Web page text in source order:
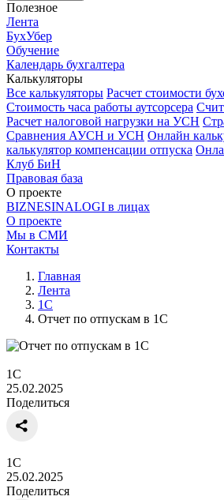
Полезное
Лента
БухУбер
Обучение
Календарь бухгалтера
Калькуляторы
Все калькуляторы Расчет стоимости
Стоимость часа работы аутсорсера
Расчет налоговой нагрузки на УСН
Сравнения АУСН и УСН Онлайн
калькулятор компенсации отпуска
Клуб БиН
Правовая база
О проекте
BIZNESINALOGI в лицах
О проекте
Мы в СМИ
Контакты
Главная
Лента
1С
Отчет по отпускам в 1С
1С
25.02.2025
Поделиться
1С
25.02.2025
Поделиться